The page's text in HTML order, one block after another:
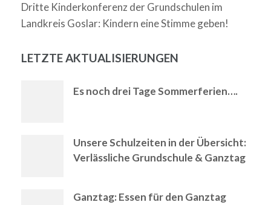
Dritte Kinderkonferenz der Grundschulen im
Landkreis Goslar: Kindern eine Stimme geben!
LETZTE AKTUALISIERUNGEN
Es noch drei Tage Sommerferien….
Unsere Schulzeiten in der Übersicht:
Verlässliche Grundschule & Ganztag
Ganztag: Essen für den Ganztag